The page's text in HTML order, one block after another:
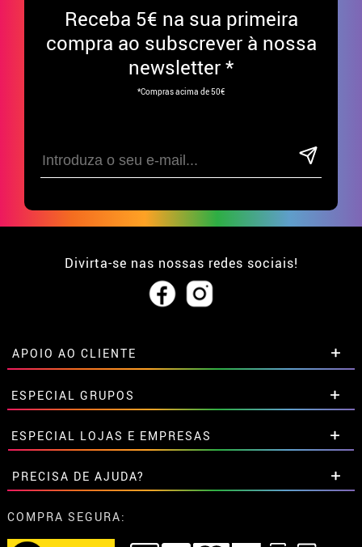
Receba 5€ na sua primeira
compra ao subscrever à nossa
newsletter *
*Compras acima de 50€
Divirta-se nas nossas redes sociais!
APOIO AO CLIENTE
• Sobre nós
• Condições de venda
• Aviso legal ePrivacidade
• Atendimento ao cliente
• Utilização de cookies
•Configuração de cookies
ESPECIAL GRUPOS
Descontos especiais para grupos.
Entre em contato connosco aqui
ESPECIAL LOJAS E EMPRESAS
Descontos especiais para grupos.
Entre em contato connosco aqui
PRECISA DE AJUDA?
Ainda não colocei a minha ordem
COMPRA SEGURA: